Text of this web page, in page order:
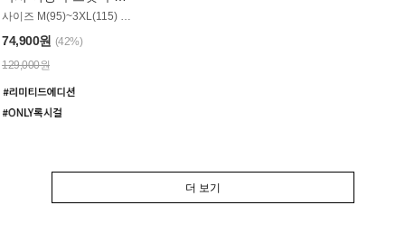
사이즈 M(95)~3XL(115) / 롱기장 타입
74,900원 (42%)
129,000원
더 보기